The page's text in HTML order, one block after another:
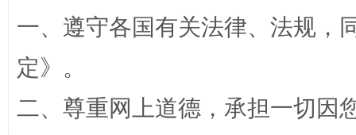
一、遵守各国有关法律、法规，
定》。
二、尊重网上道德，承担一切因